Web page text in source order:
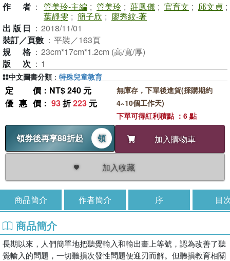
作者 ： 管美玲-主編 ; 管美玲 ; 莊鳳儀 ; 官育文 ; 邱文貞 ;
葉靜雯 ; 簡子欣 ; 廖秀紋-著
出版日 ： 2018/11/01
裝訂／頁數 ： 平裝／163頁
規格 ： 23cm*17cm*1.2cm (高/寬/厚)
版次 ： 1
定價 ：NT$ 240 元
優惠價 ： 93折223 元
領券後再享88折起 領 加入購物車
加入收藏
無庫存，下單後進貨(採購期約
4~10個工作天)
下單可得紅利積點 ：6 點
中文圖書分類 ： 特殊兒童教育
商品簡介 作者簡介 序 目
商品簡介
長期以來，人們簡單地把聽覺輸入和輸出畫上等號，認為改善了聽
覺輸入的問題，一切聽損次發性問題便迎刃而解。但聽損教育相關